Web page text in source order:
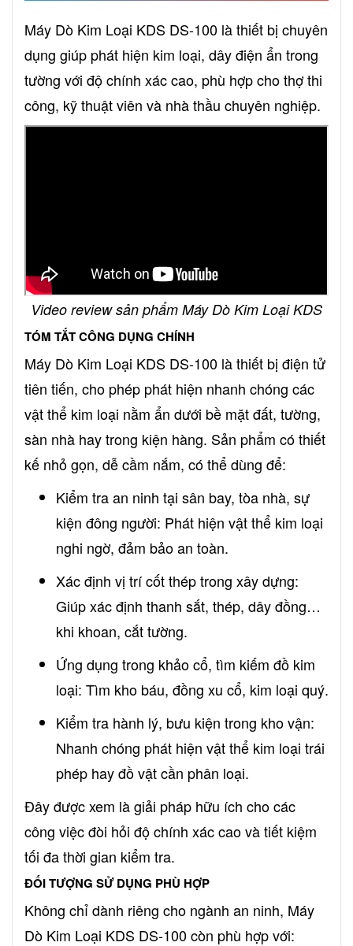
Máy Dò Kim Loại KDS DS-100 là thiết bị chuyên
dụng giúp phát hiện kim loại, dây điện ẩn trong
tường với độ chính xác cao, phù hợp cho thợ thi
công, kỹ thuật viên và nhà thầu chuyên nghiệp.
Video review sản phẩm Máy Dò Kim Loại KDS
TÓM TẮT CÔNG DỤNG CHÍNH
Máy Dò Kim Loại KDS DS-100 là thiết bị điện tử
tiên tiến, cho phép phát hiện nhanh chóng các
vật thể kim loại nằm ẩn dưới bề mặt đất, tường,
sàn nhà hay trong kiện hàng. Sản phẩm có thiết
kế nhỏ gọn, dễ cầm nắm, có thể dùng để:
Kiểm tra an ninh tại sân bay, tòa nhà, sự
kiện đông người: Phát hiện vật thể kim loại
nghi ngờ, đảm bảo an toàn.
Xác định vị trí cốt thép trong xây dựng:
Giúp xác định thanh sắt, thép, dây đồng…
khi khoan, cắt tường.
Ứng dụng trong khảo cổ, tìm kiếm đồ kim
loại: Tìm kho báu, đồng xu cổ, kim loại quý.
Kiểm tra hành lý, bưu kiện trong kho vận:
Nhanh chóng phát hiện vật thể kim loại trái
phép hay đồ vật cần phân loại.
Đây được xem là giải pháp hữu ích cho các
công việc đòi hỏi độ chính xác cao và tiết kiệm
tối đa thời gian kiểm tra.
ĐỐI TƯỢNG SỬ DỤNG PHÙ HỢP
Không chỉ dành riêng cho ngành an ninh, Máy
Dò Kim Loại KDS DS-100 còn phù hợp với: